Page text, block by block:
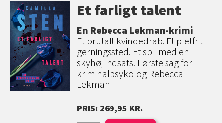
Et farligt talent
En Rebecca Lekman-krimi
Et brutalt kvindedrab. Et pletfrit
gerningssted. Et spil med en
skyhøj indsats. Første sag for
kriminalpsykolog Rebecca
Lekman.
PRIS: 269,95 KR.